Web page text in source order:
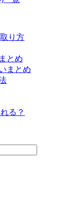
り方
とめ
まとめ
る？